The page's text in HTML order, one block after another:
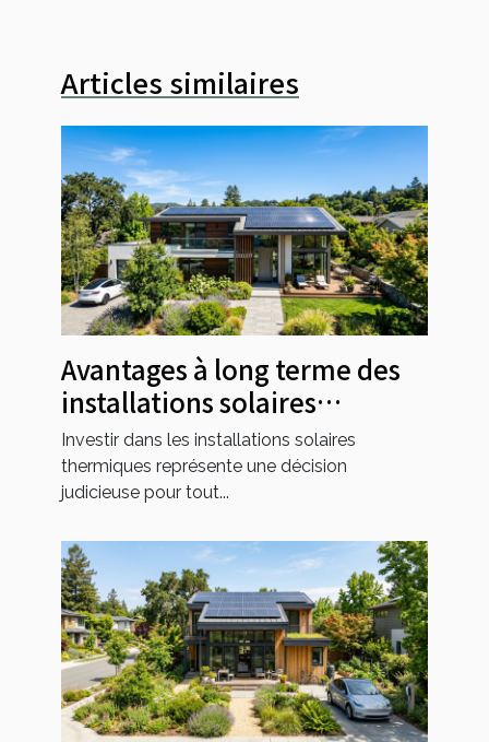
Articles similaires
Avantages à long terme des
installations solaires
thermiques pour les foyers
Investir dans les installations solaires
thermiques représente une décision
judicieuse pour tout...